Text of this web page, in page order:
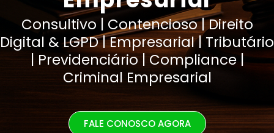
Consultivo | Contencioso | Direito
Digital & LGPD | Empresarial | Tributário
| Previdenciário | Compliance |
Criminal Empresarial
FALE CONOSCO AGORA